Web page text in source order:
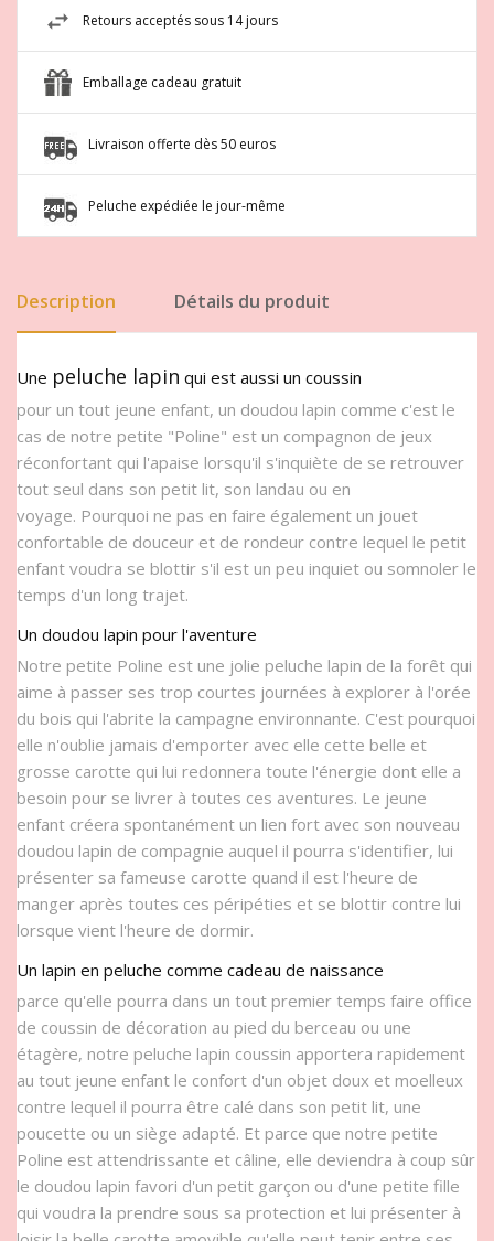
Retours acceptés sous 14 jours
Emballage cadeau gratuit
Livraison offerte dès 50 euros
Peluche expédiée le jour-même
Description Détails du produit
Une peluche lapin qui est aussi un coussin
pour un tout jeune enfant, un doudou lapin comme c'est le
cas de notre petite "Poline" est un compagnon de jeux
réconfortant qui l'apaise lorsqu'il s'inquiète de se retrouver
tout seul dans son petit lit, son landau ou en
voyage. Pourquoi ne pas en faire également un jouet
confortable de douceur et de rondeur contre lequel le petit
enfant voudra se blottir s'il est un peu inquiet ou somnoler le
temps d'un long trajet.
Un doudou lapin pour l'aventure
Notre petite Poline est une jolie peluche lapin de la forêt qui
aime à passer ses trop courtes journées à explorer à l'orée
du bois qui l'abrite la campagne environnante. C'est pourquoi
elle n'oublie jamais d'emporter avec elle cette belle et
grosse carotte qui lui redonnera toute l'énergie dont elle a
besoin pour se livrer à toutes ces aventures. Le jeune
enfant créera spontanément un lien fort avec son nouveau
doudou lapin de compagnie auquel il pourra s'identifier, lui
présenter sa fameuse carotte quand il est l'heure de
manger après toutes ces péripéties et se blottir contre lui
lorsque vient l'heure de dormir.
Un lapin en peluche comme cadeau de naissance
parce qu'elle pourra dans un tout premier temps faire office
de coussin de décoration au pied du berceau ou une
étagère, notre peluche lapin coussin apportera rapidement
au tout jeune enfant le confort d'un objet doux et moelleux
contre lequel il pourra être calé dans son petit lit, une
poucette ou un siège adapté. Et parce que notre petite
Poline est attendrissante et câline, elle deviendra à coup sûr
le doudou lapin favori d'un petit garçon ou d'une petite fille
qui voudra la prendre sous sa protection et lui présenter à